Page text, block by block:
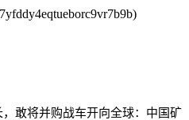
敢将并购战车开向全球：中国矿